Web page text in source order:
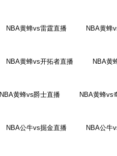
NBA黄蜂vs雷霆直播 NBA黄蜂
NBA黄蜂vs开拓者直播 NBA黄
NBA黄蜂vs爵士直播 NBA黄蜂vs
NBA公牛vs掘金直播 NBA公牛